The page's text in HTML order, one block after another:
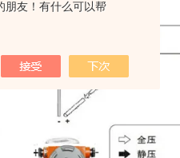
朋友！有什么可以帮